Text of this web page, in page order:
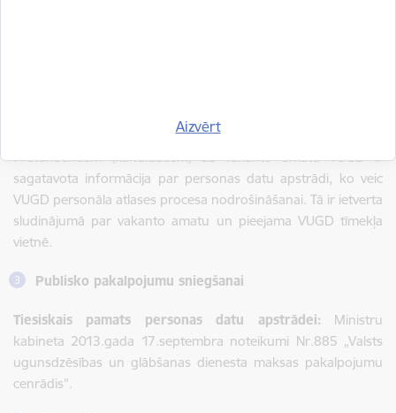
Aizvērt
rīkojuma dokumentu prasības.
Pretendentiem (kandidātiem) uz vakanto amatu VUGD ir
sagatavota informācija par personas datu apstrādi, ko veic
VUGD personāla atlases procesa nodrošināšanai. Tā ir ietverta
sludinājumā par vakanto amatu un pieejama VUGD tīmekļa
vietnē.
Publisko pakalpojumu sniegšanai
Tiesiskais pamats personas datu apstrādei: Ministru
kabineta 2013.gada 17.septembra noteikumi Nr.885 „Valsts
ugunsdzēsības un glābšanas dienesta maksas pakalpojumu
cenrādis".